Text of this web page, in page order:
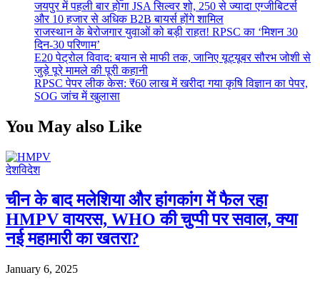
जयपुर में पहली बार होगा JSA सिल्वर शो, 250 से ज्यादा एग्जीबिटर्स
और 10 हजार से अधिक B2B बायर्स होंगे शामिल
राजस्थान के बेरोजगार युवाओं को बड़ी राहत! RPSC का ‘मिशन 30
दिन-30 परिणाम’
E20 पेट्रोल विवाद: बयान से माफी तक, जानिए यूट्यूबर सौरभ जोशी से
जुड़े पूरे मामले की पूरी कहानी
RPSC पेपर लीक केस: ₹60 लाख में खरीदा गया कृषि विज्ञान का पेपर,
SOG जांच में खुलासा
You May also Like
देशविदेश
चीन के बाद मलेशिया और हांगकांग में फैल रहा
HMPV वायरस, WHO की चुप्पी पर सवाल, क्या
नई महामारी का खतरा?
January 6, 2025